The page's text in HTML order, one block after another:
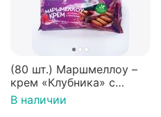
(80 шт.) Маршмеллоу –
крем «Клубника» с
палочками (ТМ
«Зефирный Лео»)
В наличии